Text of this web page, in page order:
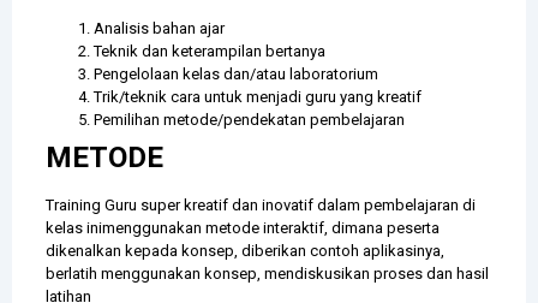
Analisis bahan ajar
Teknik dan keterampilan bertanya
Pengelolaan kelas dan/atau laboratorium
Trik/teknik cara untuk menjadi guru yang kreatif
Pemilihan metode/pendekatan pembelajaran
METODE
Training Guru super kreatif dan inovatif dalam pembelajaran di
kelas inimenggunakan metode interaktif, dimana peserta
dikenalkan kepada konsep, diberikan contoh aplikasinya,
berlatih menggunakan konsep, mendiskusikan proses dan hasil
latihan